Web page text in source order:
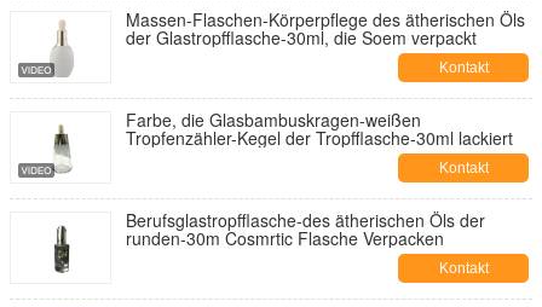
Massen-Flaschen-Körperpflege des ätherischen Öls
der Glastropfflasche-30ml, die Soem verpackt
Kontakt
Farbe, die Glasbambuskragen-weißen
Tropfenzähler-Kegel der Tropfflasche-30ml lackiert
Kontakt
Berufsglastropfflasche-des ätherischen Öls der
runden-30m Cosmrtic Flasche Verpacken
Kontakt